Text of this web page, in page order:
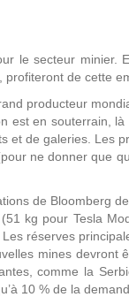
le secteur minier.
de cette
producteur
en souterrain,
et de galeries.
ne donner
de Bloomberg
kg pour Tesla
réserves
mines
comme la
10 % de la